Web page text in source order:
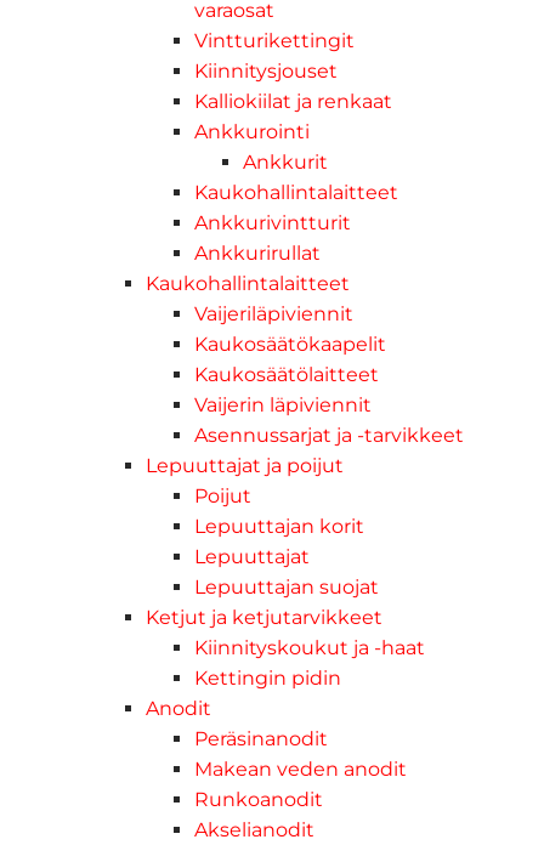
varaosat
Vintturikettingit
Kiinnitysjouset
Kalliokiilat ja renkaat
Ankkurointi
Ankkurit
Kaukohallintalaitteet
Ankkurivintturit
Ankkurirullat
Kaukohallintalaitteet
Vaijeriläpiviennit
Kaukosäätökaapelit
Kaukosäätölaitteet
Vaijerin läpiviennit
Asennussarjat ja -tarvikkeet
Lepuuttajat ja poijut
Poijut
Lepuuttajan korit
Lepuuttajat
Lepuuttajan suojat
Ketjut ja ketjutarvikkeet
Kiinnityskoukut ja -haat
Kettingin pidin
Anodit
Peräsinanodit
Makean veden anodit
Runkoanodit
Akselianodit